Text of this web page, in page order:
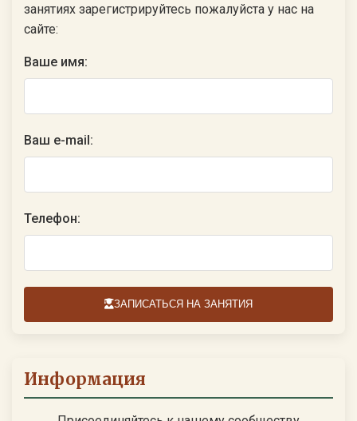
занятиях зарегистрируйтесь пожалуйста у нас на
сайте:
Ваше имя:
Ваш e-mail:
Телефон:
ЗАПИСАТЬСЯ НА ЗАНЯТИЯ
Информация